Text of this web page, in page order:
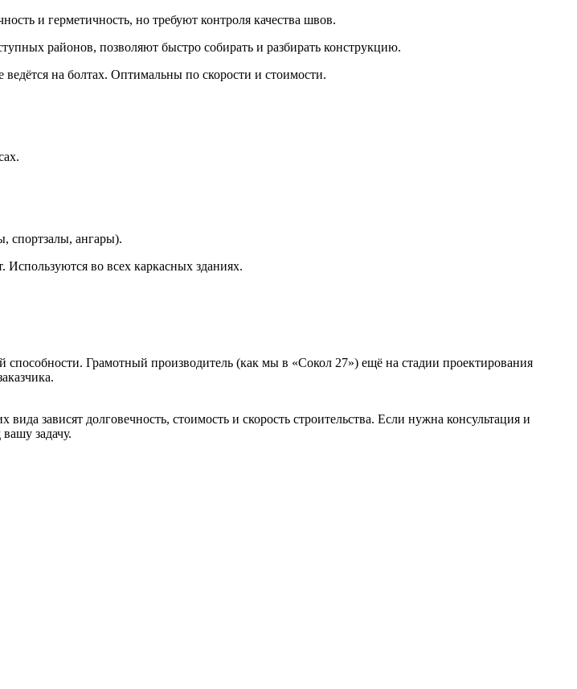
и герметичность, но требуют контроля качества швов.
районов, позволяют быстро собирать и разбирать конструкцию.
на болтах. Оптимальны по скорости и стоимости.
спортзалы, ангары).
во всех каркасных зданиях.
Грамотный производитель (как мы в «Сокол 27») ещё на стадии проектирования
зависят долговечность, стоимость и скорость строительства. Если нужна консультация и
задачу.